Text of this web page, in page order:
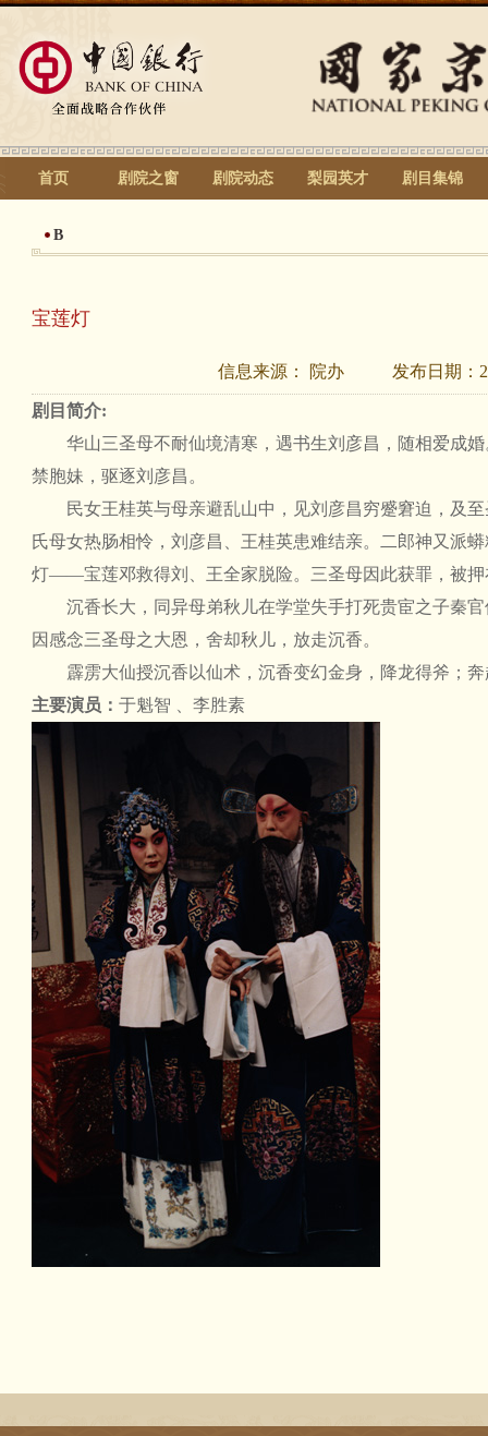
首页 剧院之窗 剧院动态 梨园英才 剧目集锦
B
宝莲灯
信息来源： 院办 发布日期：
剧目简介:
华山三圣母不耐仙境清寒，遇书生刘彦昌，随相爱成婚
禁胞妹，驱逐刘彦昌。
民女王桂英与母亲避乱山中，见刘彦昌穷蹙窘迫，及至
氏母女热肠相怜，刘彦昌、王桂英患难结亲。二郎神又派
灯——宝莲邓救得刘、王全家脱险。三圣母因此获罪，被押
沉香长大，同异母弟秋儿在学堂失手打死贵宦之子秦官
因感念三圣母之大恩，舍却秋儿，放走沉香。
霹雳大仙授沉香以仙术，沉香变幻金身，降龙得斧；奔
主要演员： 于魁智 、李胜素